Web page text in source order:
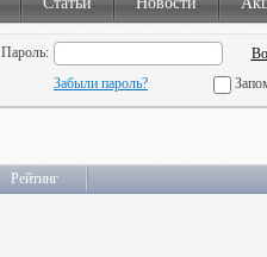
Пароль:
Забыли пароль?
Рейтинг